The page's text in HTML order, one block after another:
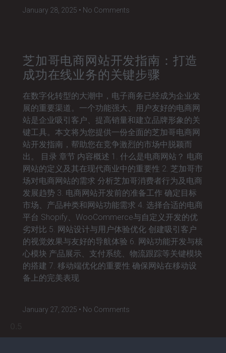
January 28, 2025 No Comments
芝加哥电商网站开发指南：打造
成功在线业务的关键步骤
在数字化转型的大潮中，电子商务已经成为企业发
展的重要渠道。一个功能强大、用户友好的电商网
站是企业吸引客户、提高销量和建立品牌形象的关
键工具。本文将为您提供一份全面的芝加哥电商网
站开发指南，帮助您在竞争激烈的市场中脱颖而
出。 目录 章节 内容概述 1. 什么是电商网站？ 电商
网站的定义及其在现代商业中的重要性 2. 芝加哥市
场对电商网站的需求 分析芝加哥消费者行为及电商
发展趋势 3. 电商网站开发前的准备工作 确定目标
市场、产品种类和网站功能需求 4. 选择合适的电商
平台 Shopify、WooCommerce与自定义开发的优
劣对比 5. 网站设计与用户体验优化 创建吸引客户
的视觉效果与友好的导航体验 6. 网站功能开发与核
心模块 产品展示、支付系统、物流跟踪等关键模块
的搭建 7. 移动端优化的重要性 确保网站在移动设
备上的完美表现
January 27, 2025 No Comments